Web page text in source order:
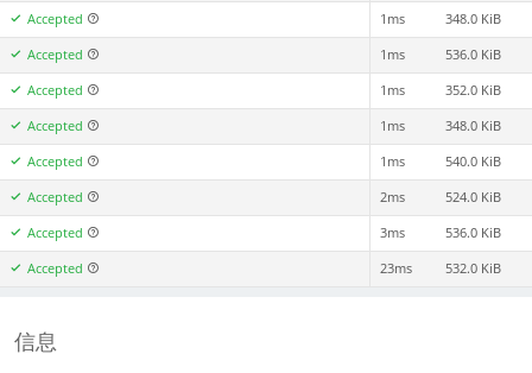
Accepted 1ms 348.0 KiB
Accepted 1ms 536.0 KiB
Accepted 1ms 352.0 KiB
Accepted 1ms 348.0 KiB
Accepted 1ms 540.0 KiB
Accepted 2ms 524.0 KiB
Accepted 3ms 536.0 KiB
Accepted 23ms 532.0 KiB
信息